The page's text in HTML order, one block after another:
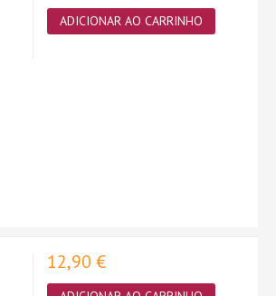
ADICIONAR AO CARRINHO
12,90 €